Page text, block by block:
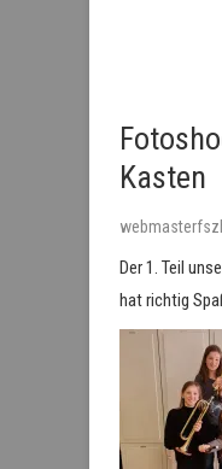
Kasten
Der 1. Teil
hat richtig